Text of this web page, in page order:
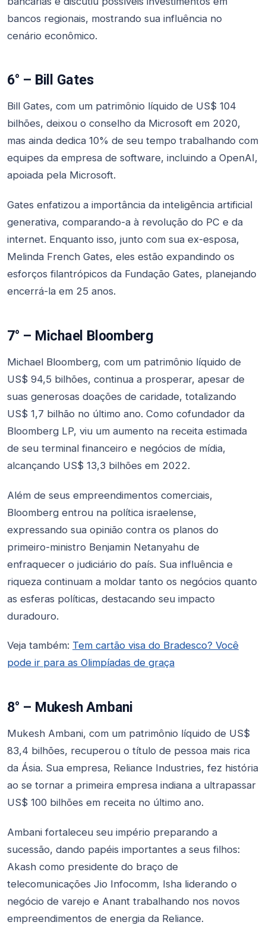
bancos regionais, mostrando sua influência no
cenário econômico.
6° – Bill Gates
Bill Gates, com um patrimônio líquido de US$ 104
bilhões, deixou o conselho da Microsoft em 2020,
mas ainda dedica 10% de seu tempo trabalhando com
equipes da empresa de software, incluindo a OpenAI,
apoiada pela Microsoft.
Gates enfatizou a importância da inteligência artificial
generativa, comparando-a à revolução do PC e da
internet. Enquanto isso, junto com sua ex-esposa,
Melinda French Gates, eles estão expandindo os
esforços filantrópicos da Fundação Gates, planejando
encerrá-la em 25 anos.
7° – Michael Bloomberg
Michael Bloomberg, com um patrimônio líquido de
US$ 94,5 bilhões, continua a prosperar, apesar de
suas generosas doações de caridade, totalizando
US$ 1,7 bilhão no último ano. Como cofundador da
Bloomberg LP, viu um aumento na receita estimada
de seu terminal financeiro e negócios de mídia,
alcançando US$ 13,3 bilhões em 2022.
Além de seus empreendimentos comerciais,
Bloomberg entrou na política israelense,
expressando sua opinião contra os planos do
primeiro-ministro Benjamin Netanyahu de
enfraquecer o judiciário do país. Sua influência e
riqueza continuam a moldar tanto os negócios quanto
as esferas políticas, destacando seu impacto
duradouro.
Veja também: Tem cartão visa do Bradesco? Você
pode ir para as Olimpíadas de graça
8° – Mukesh Ambani
Mukesh Ambani, com um patrimônio líquido de US$
83,4 bilhões, recuperou o título de pessoa mais rica
da Ásia. Sua empresa, Reliance Industries, fez história
ao se tornar a primeira empresa indiana a ultrapassar
US$ 100 bilhões em receita no último ano.
Ambani fortaleceu seu império preparando a
sucessão, dando papéis importantes a seus filhos:
Akash como presidente do braço de
telecomunicações Jio Infocomm, Isha liderando o
negócio de varejo e Anant trabalhando nos novos
empreendimentos de energia da Reliance.